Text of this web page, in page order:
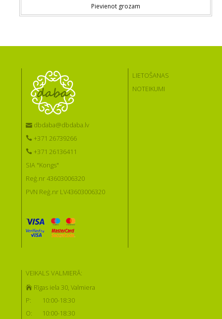
Pievienot grozam
dbdaba@dbdaba.lv
+371 26739266
+371 26136411
SIA "Kongs"
Reģ.nr 43603006320
PVN Reģ.nr LV43603006320
LIETOŠANAS
NOTEIKUMI
VEIKALS VALMIERĀ:
Rīgas iela 30, Valmiera
P:
10:00-18:30
O:
10:00-18:30